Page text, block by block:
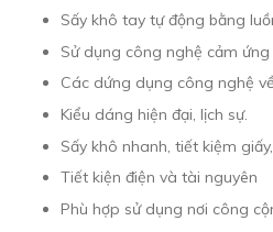
Sấy khô tay tự động bằng
Sử dụng công nghệ cảm
Các dứng dụng công nghệ
Kiểu dáng hiện đại, lịch sự.
Sấy khô nhanh, tiết kiệm
Tiết kiện điện và tài nguyên
Phù hợp sử dụng nơi công